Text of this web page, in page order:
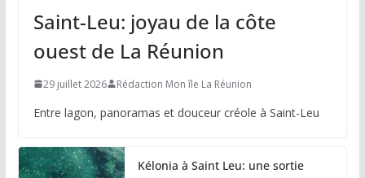
Saint-Leu: joyau de la côte
ouest de La Réunion
29 juillet 2026 Rédaction Mon île La Réunion
Entre lagon, panoramas et douceur créole à Saint-Leu
Kélonia à Saint Leu: une sortie